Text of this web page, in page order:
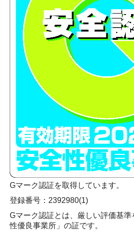
Gマーク認証を取得しています。
登録番号：2392980(1)
Gマーク認証とは、厳しい評価基
性優良事業所」 の証です。